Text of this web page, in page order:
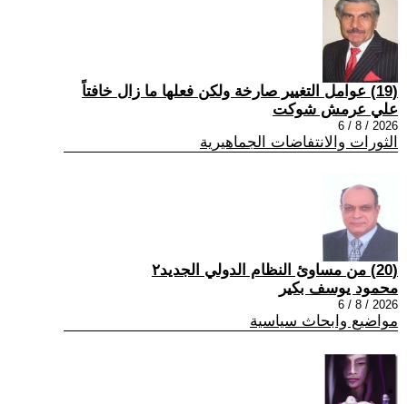
(19) عوامل التغيير صارخة ولكن فعلها ما زال خافتاً
علي عرمش شوكت
2026 / 8 / 6
الثورات والانتفاضات الجماهيرية
(20) من مساوئ النظام الدولي الجديد٢
محمود يوسف بكير
2026 / 8 / 6
مواضيع وابحاث سياسية